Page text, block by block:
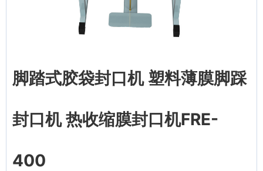
脚踏式胶袋封口机 塑料薄膜脚踩
封口机 热收缩膜封口机FRE-
400